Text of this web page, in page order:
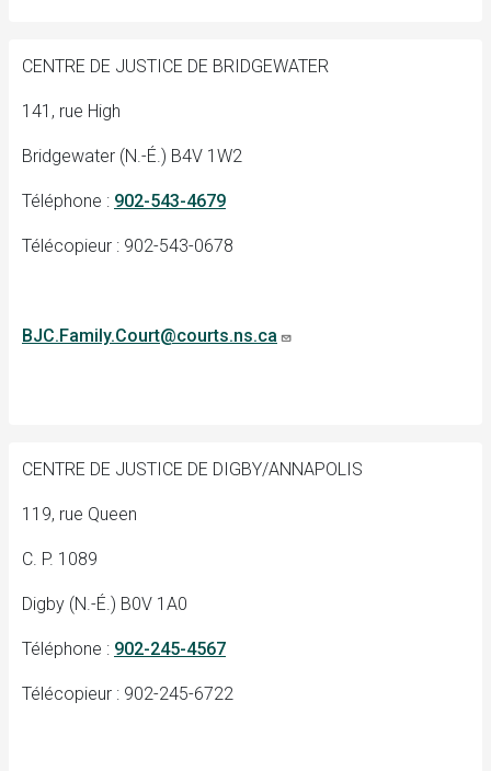
CENTRE DE JUSTICE DE BRIDGEWATER
141, rue High
Bridgewater (N.-É.) B4V 1W2
Téléphone : 902-543-4679
Télécopieur : 902-543-0678
BJC.Family.Court@courts.ns.ca
CENTRE DE JUSTICE DE DIGBY/ANNAPOLIS
119, rue Queen
C. P. 1089
Digby (N.-É.) B0V 1A0
Téléphone : 902-245-4567
Télécopieur : 902-245-6722